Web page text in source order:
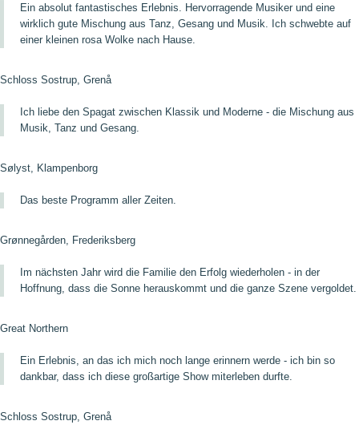
Ein absolut fantastisches Erlebnis. Hervorragende Musiker und eine
wirklich gute Mischung aus Tanz, Gesang und Musik. Ich schwebte auf
einer kleinen rosa Wolke nach Hause.
Schloss Sostrup, Grenå
Ich liebe den Spagat zwischen Klassik und Moderne - die Mischung aus
Musik, Tanz und Gesang.
Sølyst, Klampenborg
Das beste Programm aller Zeiten.
Grønnegården, Frederiksberg
Im nächsten Jahr wird die Familie den Erfolg wiederholen - in der
Hoffnung, dass die Sonne herauskommt und die ganze Szene vergoldet.
Great Northern
Ein Erlebnis, an das ich mich noch lange erinnern werde - ich bin so
dankbar, dass ich diese großartige Show miterleben durfte.
Schloss Sostrup, Grenå